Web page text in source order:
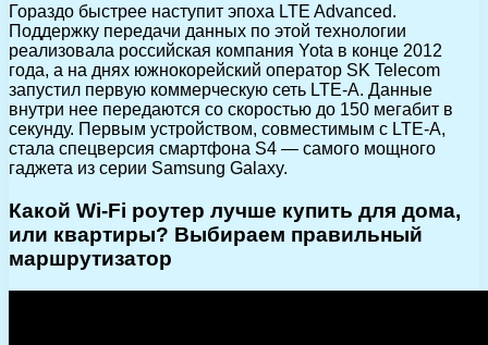
Гораздо быстрее наступит эпоха LTE Advanced.
Поддержку передачи данных по этой технологии
реализовала российская компания Yota в конце 2012
года, а на днях южнокорейский оператор SK Telecom
запустил первую коммерческую сеть LTE-A. Данные
внутри нее передаются со скоростью до 150 мегабит в
секунду. Первым устройством, совместимым с LTE-A,
стала спецверсия смартфона S4 — самого мощного
гаджета из серии Samsung Galaxy.
Какой Wi-Fi роутер лучше купить для дома,
или квартиры? Выбираем правильный
маршрутизатор